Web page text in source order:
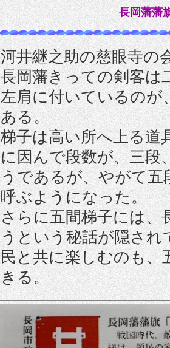
長岡藩藩
河井継之助の慈眼寺の
長岡藩きっての剣客は
左肩に付いているのが
ある。
梯子は高い所へ上る道
に因んで段数が、三段
うであるが、やがて五
呼ぶようになった。
さらに五間梯子には、
うという秘話が隠され
民と共に楽しむのも、
きる。